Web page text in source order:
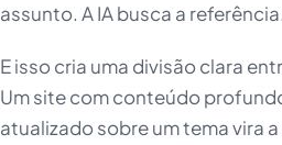
assunto. A IA busca a referência.
E isso cria uma divisão clara
Um site com conteúdo
atualizado sobre um tema vira